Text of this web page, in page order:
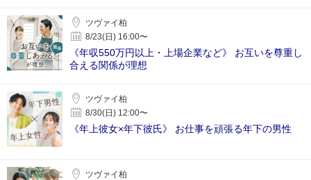
ツヴァイ柏
8/23(日) 16:00〜
《年収550万円以上・上場企業など》 お互いを尊重し
合える関係が理想
ツヴァイ柏
8/30(日) 12:00〜
《年上彼女×年下彼氏》 お仕事を頑張る年下の男性
ツヴァイ柏